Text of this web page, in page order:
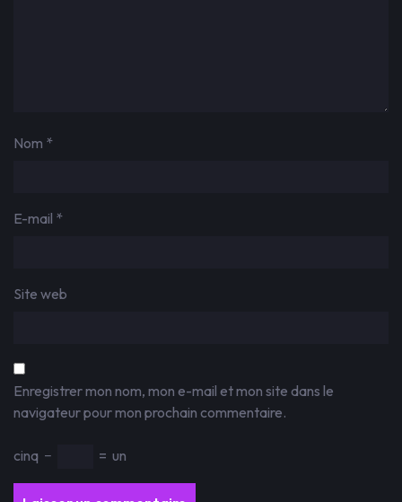
Nom *
E-mail *
Site web
Enregistrer mon nom, mon e-mail et mon site dans le
navigateur pour mon prochain commentaire.
cinq − = un